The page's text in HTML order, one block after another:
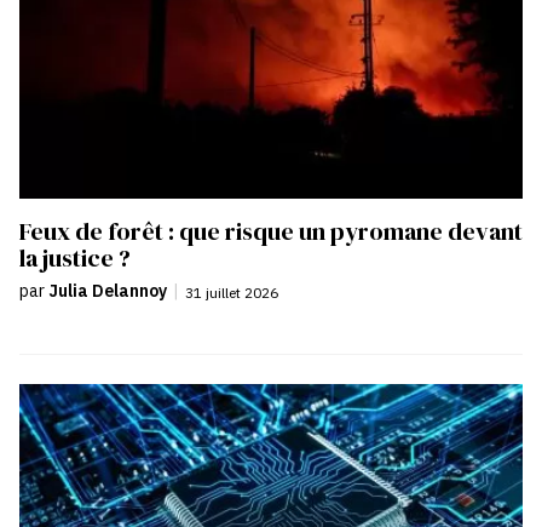
Feux de forêt : que risque un pyromane devant
la justice ?
par Julia Delannoy 31 juillet 2026